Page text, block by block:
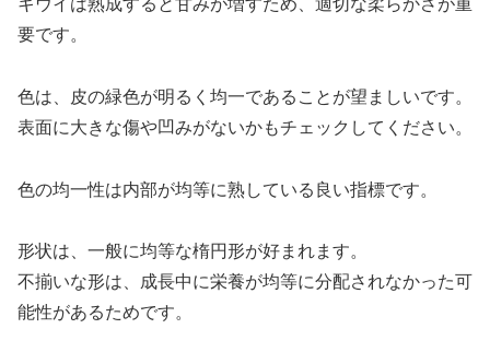
キウイは熟成すると甘みが増すため、適切な柔らかさが重
要です。
色は、皮の緑色が明るく均一であることが望ましいです。
表面に大きな傷や凹みがないかもチェックしてください。
色の均一性は内部が均等に熟している良い指標です。
形状は、一般に均等な楕円形が好まれます。
不揃いな形は、成長中に栄養が均等に分配されなかった可
能性があるためです。